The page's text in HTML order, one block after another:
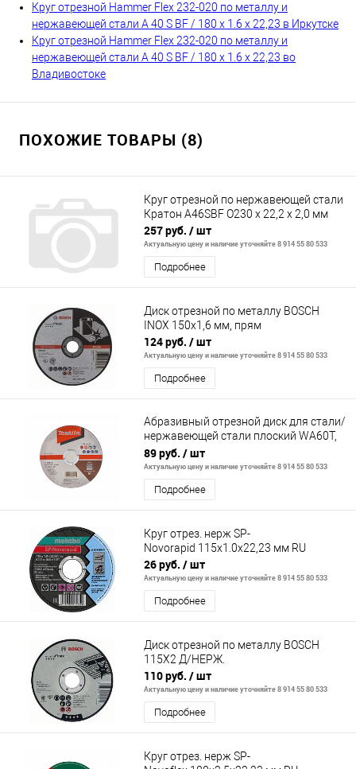
Круг отрезной Hammer Flex 232-020 по металлу и
нержавеющей стали A 40 S BF / 180 x 1.6 x 22,23 в Иркутске
Круг отрезной Hammer Flex 232-020 по металлу и
нержавеющей стали A 40 S BF / 180 x 1.6 x 22,23 во
Владивостоке
ПОХОЖИЕ ТОВАРЫ (8)
Круг отрезной по нержавеющей стали
Кратон A46SBF O230 х 22,2 х 2,0 мм
257 руб. / шт
Актуальную цену и наличие уточняйте 8 914 55 80 533
Подробнее
Диск отрезной по металлу BOSCH
INOX 150x1,6 мм, прям
124 руб. / шт
Актуальную цену и наличие уточняйте 8 914 55 80 533
Подробнее
Абразивный отрезной диск для стали/
нержавеющей стали плоский WA60T,
125х1,2х22,23
89 руб. / шт
Актуальную цену и наличие уточняйте 8 914 55 80 533
Подробнее
Круг отрез. нерж SP-
Novorapid 115x1.0x22,23 мм RU
26 руб. / шт
Актуальную цену и наличие уточняйте 8 914 55 80 533
Подробнее
Диск отрезной по металлу BOSCH
115Х2 Д/НЕРЖ.
110 руб. / шт
Актуальную цену и наличие уточняйте 8 914 55 80 533
Подробнее
Круг отрез. нерж SP-